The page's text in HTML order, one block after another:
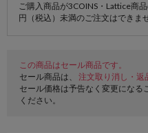
ご購入商品が3COINS・Lattice商
円（税込）未満のご注文はできま
この商品はセール商品です。
セール商品は、 注文取り消し・返
セール価格は予告なく変更にな
ください。